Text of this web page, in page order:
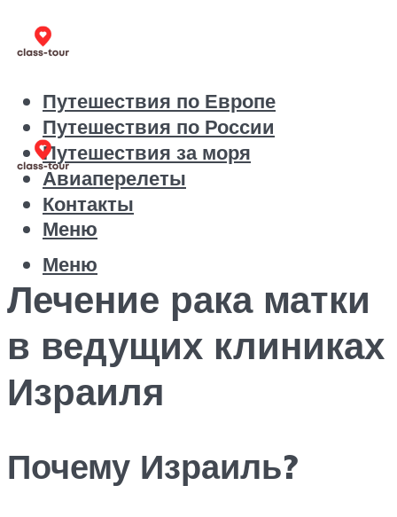
Путешествия по Европе
Путешествия по России
Путешествия за моря
Авиаперелеты
Контакты
Меню
Меню
Лечение рака матки
в ведущих клиниках
Израиля
Почему Израиль?